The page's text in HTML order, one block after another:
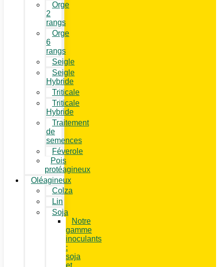
Orge
2
rangs
Orge
6
rangs
Seigle
Seigle
Hybride
Triticale
Triticale
Hybride
Traitement
de
semences
Féverole
Pois
protéagineux
Oléagineux
Colza
Lin
Soja
Notre
gamme
inoculants
:
soja
et